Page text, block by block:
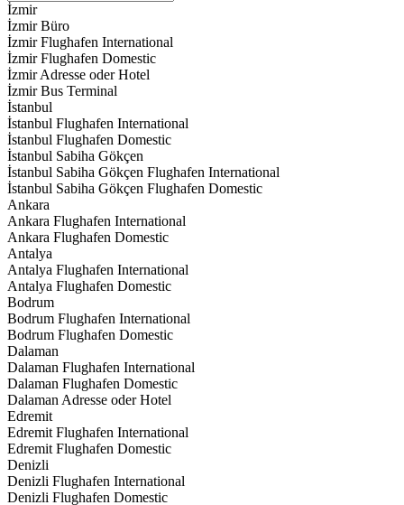
İzmir
İzmir Büro
İzmir Flughafen International
İzmir Flughafen Domestic
İzmir Adresse oder Hotel
İzmir Bus Terminal
İstanbul
İstanbul Flughafen International
İstanbul Flughafen Domestic
İstanbul Sabiha Gökçen
İstanbul Sabiha Gökçen Flughafen International
İstanbul Sabiha Gökçen Flughafen Domestic
Ankara
Ankara Flughafen International
Ankara Flughafen Domestic
Antalya
Antalya Flughafen International
Antalya Flughafen Domestic
Bodrum
Bodrum Flughafen International
Bodrum Flughafen Domestic
Dalaman
Dalaman Flughafen International
Dalaman Flughafen Domestic
Dalaman Adresse oder Hotel
Edremit
Edremit Flughafen International
Edremit Flughafen Domestic
Denizli
Denizli Flughafen International
Denizli Flughafen Domestic